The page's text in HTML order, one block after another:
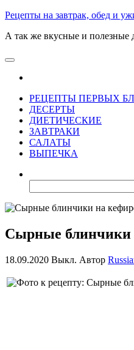
Skip
the
Рецепты на завтрак, обед и
А так же вкусные и полезные
РЕЦЕПТЫ ПЕРВЫХ
ДЕСЕРТЫ
ДИЕТИЧЕСКИЕ
ЗАВТРАКИ
САЛАТЫ
ВЫПЕЧКА
Сырные блинчики
18.09.2020 Выкл. Автор